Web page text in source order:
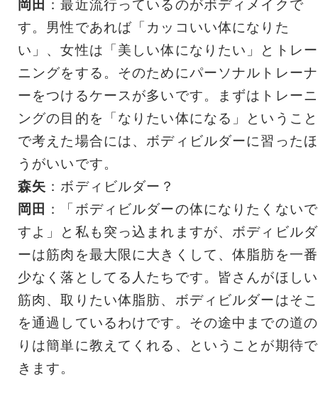
岡田
：最近流行っているのがボディメイクで
す。男性であれば「カッコいい体になりた
い」、女性は「美しい体になりたい」とトレー
ニングをする。そのためにパーソナルトレーナ
ーをつけるケースが多いです。まずはトレーニ
ングの目的を「なりたい体になる」ということ
で考えた場合には、ボディビルダーに習ったほ
うがいいです。
森矢 ：ボディビルダー？
岡田
：「ボディビルダーの体になりたくないで
すよ」と私も突っ込まれますが、ボディビルダ
ーは筋肉を最大限に大きくして、体脂肪を一番
少なく落としてる人たちです。皆さんがほしい
筋肉、取りたい体脂肪、ボディビルダーはそこ
を通過しているわけです。その途中までの道の
りは簡単に教えてくれる、ということが期待で
きます。